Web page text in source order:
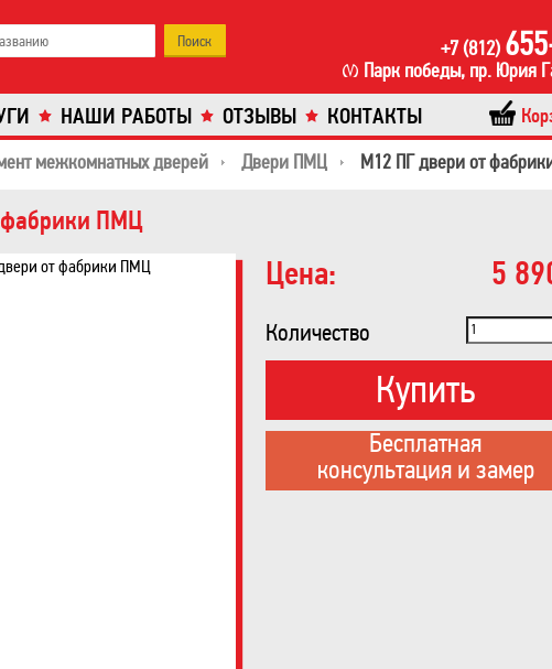
+7 (812)
Парк победы, пр. Юрия
НАШИ РАБОТЫ ОТЗЫВЫ КОНТАКТЫ
межкомнатных дверей Двери ПМЦ М12 ПГ двери от
ПМЦ
Цена: 5
Количество
Купить
Бесплатная
консультация и замер